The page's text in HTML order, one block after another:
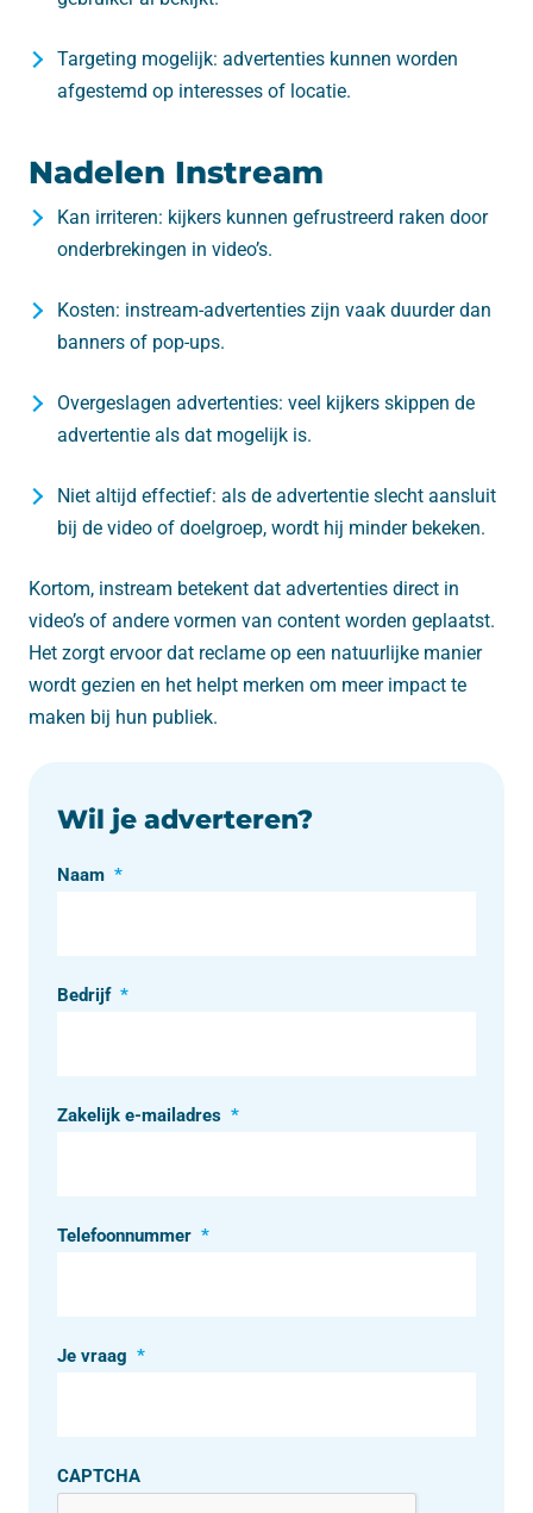
Targeting mogelijk: advertenties kunnen worden
afgestemd op interesses of locatie.
Nadelen Instream
Kan irriteren: kijkers kunnen gefrustreerd raken door
onderbrekingen in video’s.
Kosten: instream-advertenties zijn vaak duurder dan
banners of pop-ups.
Overgeslagen advertenties: veel kijkers skippen de
advertentie als dat mogelijk is.
Niet altijd effectief: als de advertentie slecht aansluit
bij de video of doelgroep, wordt hij minder bekeken.
Kortom, instream betekent dat advertenties direct in
video’s of andere vormen van content worden geplaatst.
Het zorgt ervoor dat reclame op een natuurlijke manier
wordt gezien en het helpt merken om meer impact te
maken bij hun publiek.
Wil je adverteren?
Naam *
Bedrijf *
Zakelijk e-mailadres *
Telefoonnummer *
Je vraag *
CAPTCHA